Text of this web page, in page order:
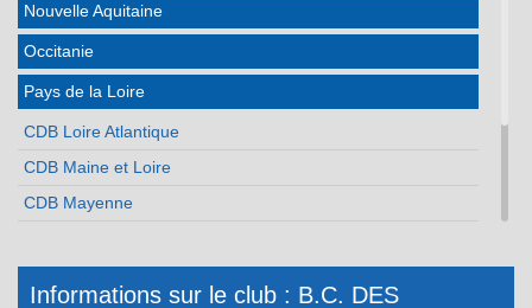
Nouvelle Aquitaine
Occitanie
Pays de la Loire
CDB Loire Atlantique
CDB Maine et Loire
CDB Mayenne
Informations sur le club : B.C. DES